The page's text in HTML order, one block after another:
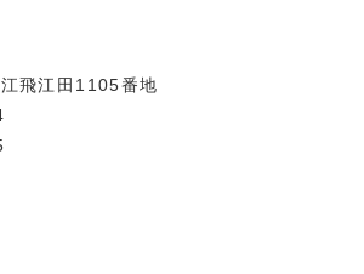
飛江田1105番地